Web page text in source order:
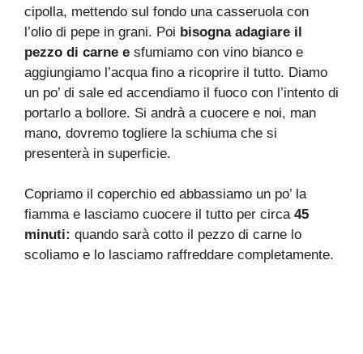
cipolla, mettendo sul fondo una casseruola con
l’olio di pepe in grani. Poi bisogna adagiare il
pezzo di carne e sfumiamo con vino bianco e
aggiungiamo l’acqua fino a ricoprire il tutto. Diamo
un po’ di sale ed accendiamo il fuoco con l’intento di
portarlo a bollore. Si andrà a cuocere e noi, man
mano, dovremo togliere la schiuma che si
presenterà in superficie.
Copriamo il coperchio ed abbassiamo un po’ la
fiamma e lasciamo cuocere il tutto per circa 45
minuti: quando sarà cotto il pezzo di carne lo
scoliamo e lo lasciamo raffreddare completamente.